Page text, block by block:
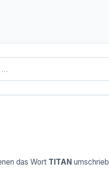
das Wort TITAN